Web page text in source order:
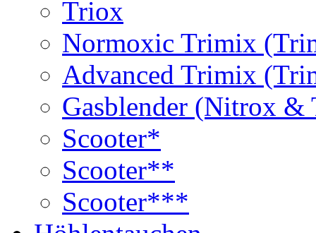
Triox
Normoxic Trimix
Advanced Trimix
Gasblender (Nitrox
Scooter*
Scooter**
Scooter***